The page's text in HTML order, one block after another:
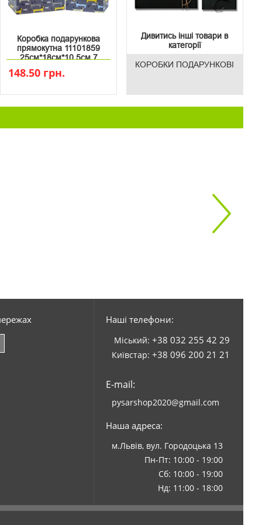
Коробка подарункова
прямокутна 11101859
25см*18см*10.5см 7
148.50 грн.
Дивитись інші товари в
категорії
КОРОБКИ ПОДАРУНКОВІ
Наші телефони:
Міський: +38 032 255 42 29
Київстар: +38 096 200 21 21
E-mail:
pysarshop2020@gmail.com
Наша адреса:
м.Львів, вул. Городоцька 13
Пн-Пт: 10:00 - 19:00
Сб: 10:00 - 19:00
Нд: 11:00 - 18:00